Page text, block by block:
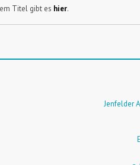
Titel gibt es hier.
Jenfelder